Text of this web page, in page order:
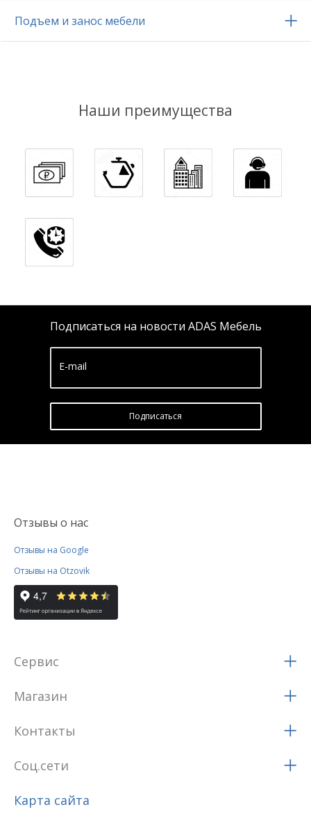
Подъем и занос мебели
Наши преимущества
Подписаться на новости ADAS Мебель
E-mail
Подписатьcя
Отзывы о нас
Отзывы на Google
Отзывы на Otzovik
Сервис
Магазин
Контакты
Соц.сети
Карта сайта